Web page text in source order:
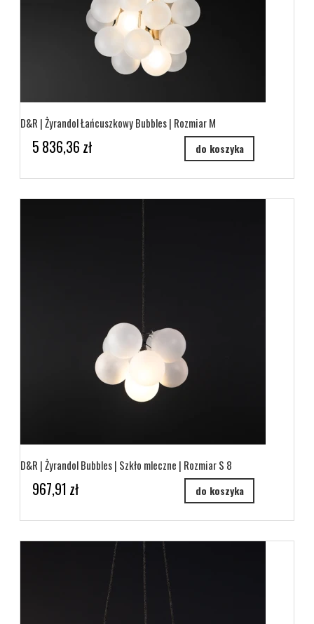
D&R | Żyrandol Łańcuszkowy Bubbles | Rozmiar M
5 836,36 zł do koszyka
D&R | Żyrandol Bubbles | Szkło mleczne | Rozmiar S 8
967,91 zł do koszyka